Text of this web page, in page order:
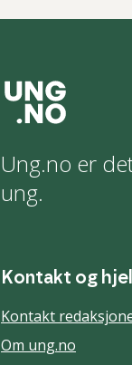
Ung.no er
ung.
Kontakt og
Kontakt
Om ung.no